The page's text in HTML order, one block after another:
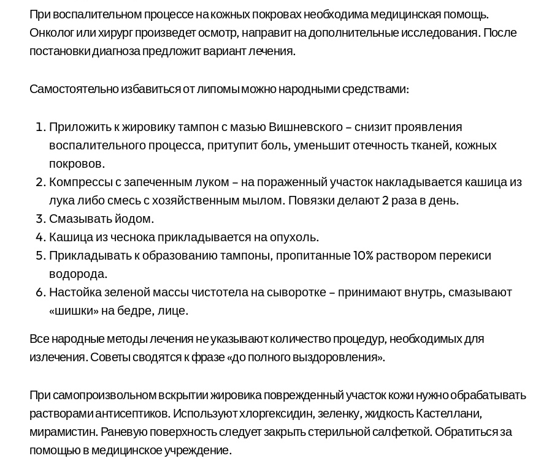
При воспалительном процессе на кожных покровах необходима медицинская помощь.
Онколог или хирург произведет осмотр, направит на дополнительные исследования. После
постановки диагноза предложит вариант лечения.
Самостоятельно избавиться от липомы можно народными средствами:
Приложить к жировику тампон с мазью Вишневского – снизит проявления
воспалительного процесса, притупит боль, уменьшит отечность тканей, кожных
покровов.
Компрессы с запеченным луком – на пораженный участок накладывается кашица из
лука либо смесь с хозяйственным мылом. Повязки делают 2 раза в день.
Смазывать йодом.
Кашица из чеснока прикладывается на опухоль.
Прикладывать к образованию тампоны, пропитанные 10% раствором перекиси
водорода.
Настойка зеленой массы чистотела на сыворотке – принимают внутрь, смазывают
«шишки» на бедре, лице.
Все народные методы лечения не указывают количество процедур, необходимых для
излечения. Советы сводятся к фразе «до полного выздоровления».
При самопроизвольном вскрытии жировика поврежденный участок кожи нужно обрабатывать
растворами антисептиков. Используют хлоргексидин, зеленку, жидкость Кастеллани,
мирамистин. Раневую поверхность следует закрыть стерильной салфеткой. Обратиться за
помощью в медицинское учреждение.